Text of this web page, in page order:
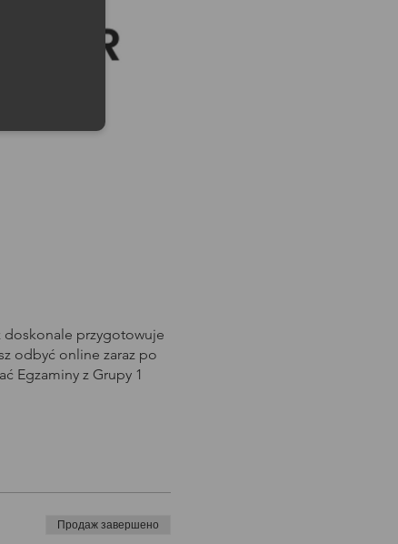
doskonale przygotowuje
odbyć online zaraz po
Egzaminy z Grupy 1
Продаж завершено